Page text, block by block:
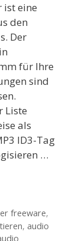
ist eine
den
Der
für Ihre
sind
Liste
als
ID3-Tag
…
freeware,
, audio